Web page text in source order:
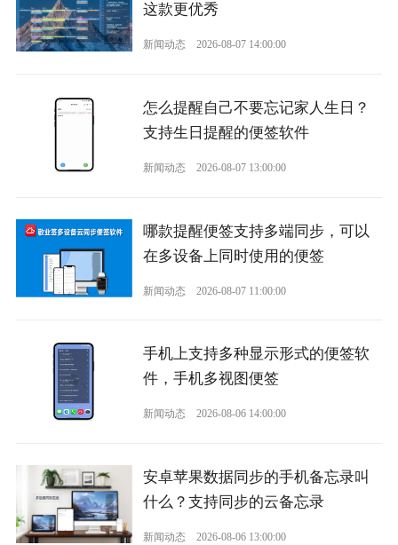
这款更优秀
新闻动态 2026-08-07 14:00:00
怎么提醒自己不要忘记家人生日？
支持生日提醒的便签软件
新闻动态 2026-08-07 13:00:00
哪款提醒便签支持多端同步，可以
在多设备上同时使用的便签
新闻动态 2026-08-07 11:00:00
手机上支持多种显示形式的便签软
件，手机多视图便签
新闻动态 2026-08-06 14:00:00
安卓苹果数据同步的手机备忘录叫
什么？支持同步的云备忘录
新闻动态 2026-08-06 13:00:00